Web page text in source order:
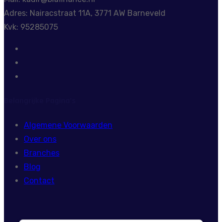
Adres: Nairacstraat 11A, 3771 AW Barneveld
Kvk: 95285075
Algemene Voorwaarden
Over ons
Branches
Blog
Contact